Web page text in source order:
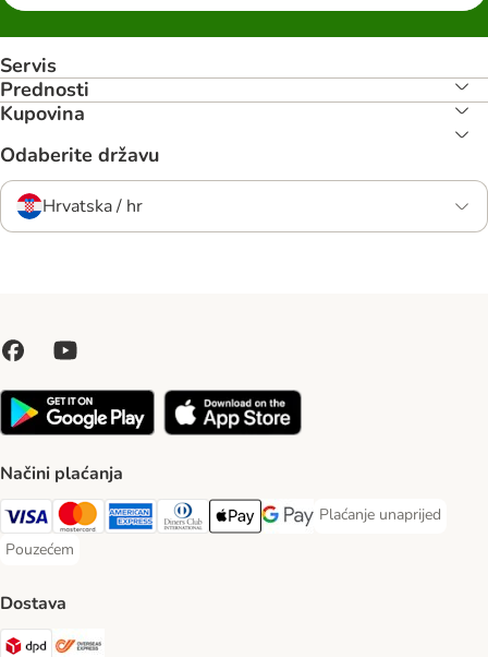
Servis
Prednosti
Kupovina
Odaberite državu
Hrvatska / hr
Načini plaćanja
Visa Payment Method
MasterCard Payment Method
American Express Payment Method
Diners Club Payment Method
Payment MethodGoogle pay Payment Method
Plaćanje unaprijed
Plaćanje unaprijed
Pouzećem
Pouzećem Payment Method
Dostava
DPD Shipping Method